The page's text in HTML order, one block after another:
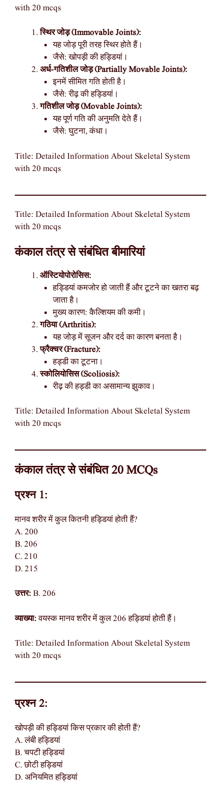
with 20 mcqs
स्थिर जोड़ (Immovable Joints):
यह जोड़ पूरी तरह स्थिर होते हैं।
जैसे: खोपड़ी की हड्डियां।
अर्ध-गतिशील जोड़ (Partially Movable Joints):
इनमें सीमित गति होती है।
जैसे: रीढ़ की हड्डियां।
गतिशील जोड़ (Movable Joints):
यह पूर्ण गति की अनुमति देते हैं।
जैसे: घुटना, कंधा।
Title: Detailed Information About Skeletal System
with 20 mcqs
Title: Detailed Information About Skeletal System
with 20 mcqs
कंकाल तंत्र से संबंधित बीमारियां
ऑस्टियोपोरोसिस:
हड्डियां कमजोर हो जाती हैं और टूटने का खतरा बढ़
जाता है।
मुख्य कारण: कैल्शियम की कमी।
गठिया (Arthritis):
यह जोड़ में सूजन और दर्द का कारण बनता है।
फ्रैक्चर (Fracture):
हड्डी का टूटना।
स्कोलियोसिस (Scoliosis):
रीढ़ की हड्डी का असामान्य झुकाव।
Title: Detailed Information About Skeletal System
with 20 mcqs
कंकाल तंत्र से संबंधित 20 MCQs
प्रश्न 1:
मानव शरीर में कुल कितनी हड्डियां होती हैं?
A. 200
B. 206
C. 210
D. 215
उत्तर: B. 206
व्याख्या:वयस्क मानव शरीर में कुल 206 हड्डियां होती हैं।
Title: Detailed Information About Skeletal System
with 20 mcqs
प्रश्न 2:
खोपड़ी की हड्डियां किस प्रकार की होती हैं?
A. लंबी हड्डियां
B. चपटी हड्डियां
C. छोटी हड्डियां
D. अनियमित हड्डियां